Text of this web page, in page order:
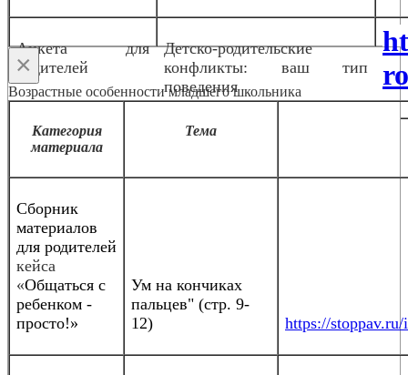
Анкета для
родителей
Детско-родительские
конфликты: ваш тип
поведения
×
Возрастные особенности младшего школьника
Категория
материала
Тема
Сборник
материалов
для родителей
кейса
«Общаться с
ребенком -
просто!»
Ум на кончиках
пальцев" (стр. 9-
12)
https://